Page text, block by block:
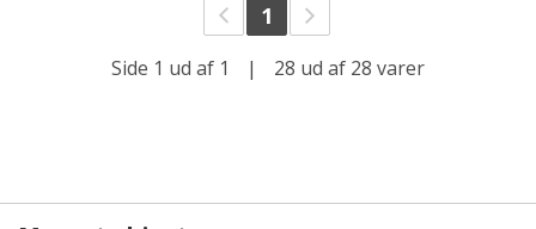
1
Side 1 ud af 1 | 28 ud af 28 varer